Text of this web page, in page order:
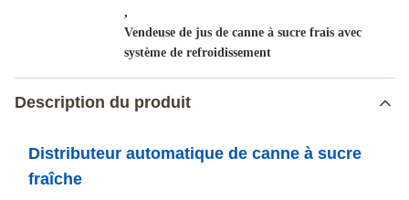
,
Vendeuse de jus de canne à sucre frais avec
système de refroidissement
Description du produit
Distributeur automatique de canne à sucre
fraîche